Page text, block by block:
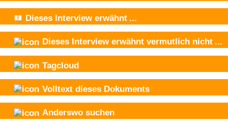
Dieses Interview erwähnt ...
Dieses Interview erwähnt vermutlich nicht ...
Tagcloud
Volltext dieses Dokuments
Anderswo suchen